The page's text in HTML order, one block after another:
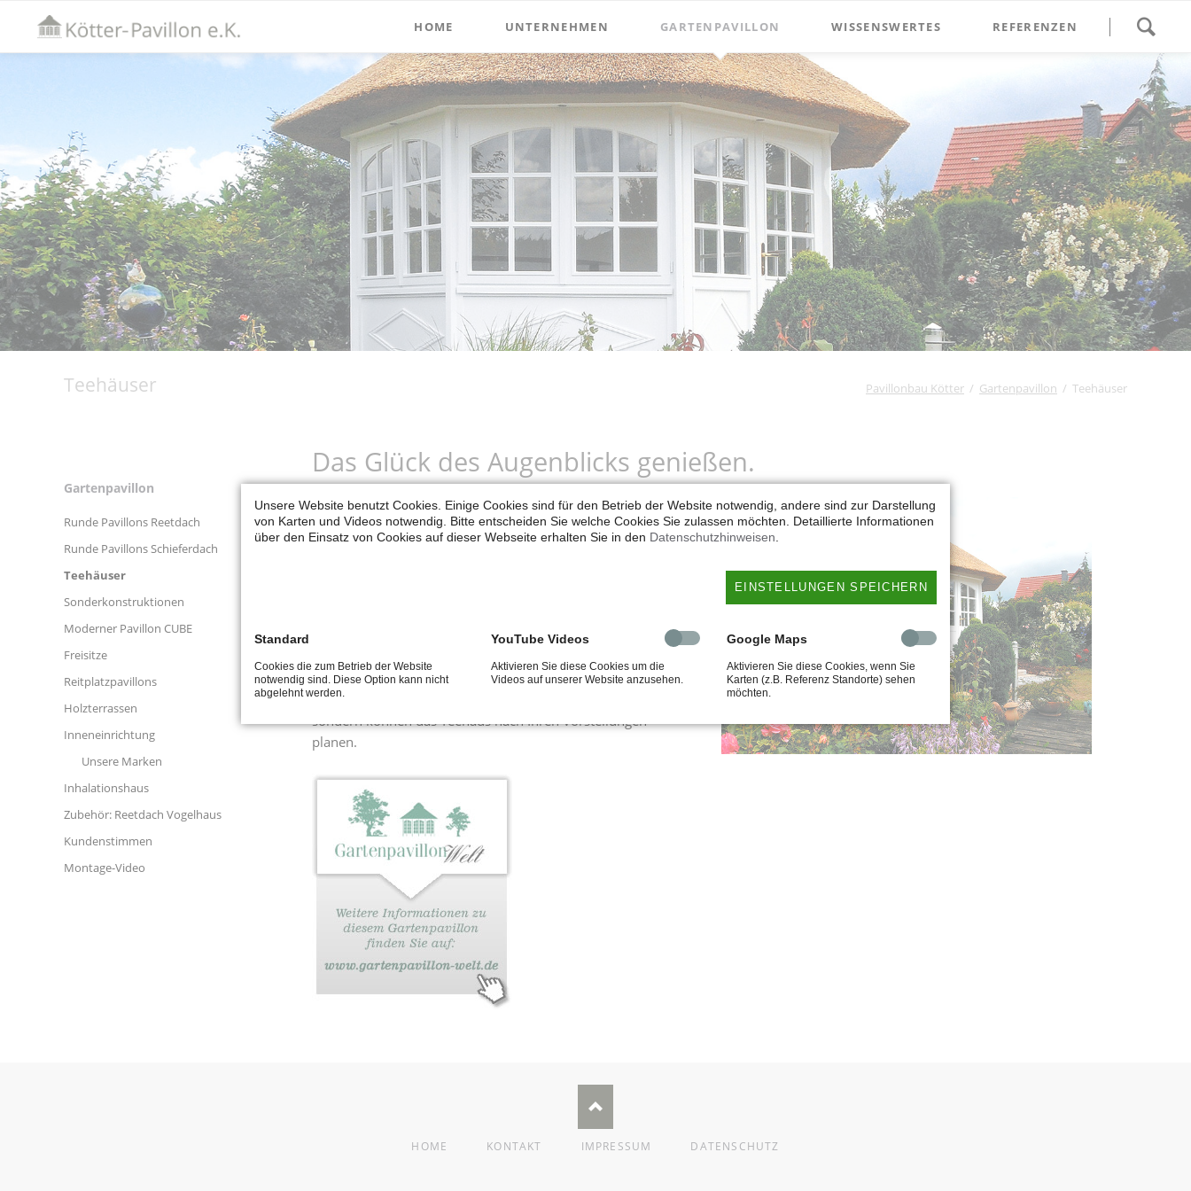
überspringen
HOME UNTERNEHMEN GARTENPAVILLON WISSENSWERTES REFERENZEN
Teehäuser Pavillonbau Kötter Gartenpavillon Teehäuser
Das Glück des Augenblicks genießen.
Das Teehaus besticht durch sein filigranes Erscheinungsbild
mit leichten Wandelementen und dem geschwungenen
hochwertigen Messingbeschläge gewinnt das Teehaus weiter
Auch hier sind wir nicht an bestimmte Größen gebunden,
sondern können das Teehaus nach Ihren Vorstellungen
planen.
Navigation
Gartenpavillon
Runde Pavillons Reetdach
Runde Pavillons Schieferdach
Teehäuser
Sonderkonstruktionen
Moderner Pavillon CUBE
Freisitze
Reitplatzpavillons
Holzterrassen
Inneneinrichtung
Unsere Marken
Inhalationshaus
Zubehör: Reetdach Vogelhaus
Kundenstimmen
Montage-Video
ÜBERSPRINGEN
HOME KONTAKT IMPRESSUM DATENSCHUTZ
Unsere Website benutzt Cookies. Einige Cookies sind für den Betrieb der Website notwendig, andere sind zur Darstellung
von Karten und Videos notwendig. Bitte entscheiden Sie welche Cookies Sie zulassen möchten. Detaillierte Informationen
über den Einsatz von Cookies auf dieser Webseite erhalten Sie in den Datenschutzhinweisen
EINSTELLUNGEN SPEICHERN
Standard
Cookies die zum Betrieb der Website
notwendig sind. Diese Option kann nicht
abgelehnt werden.
YouTube Videos
Aktivieren Sie diese Cookies um die
Videos auf unserer Website anzusehen.
Google Maps
Aktivieren Sie diese Cookies, wenn Sie
Karten (z.B. Referenz Standorte) sehen
möchten.